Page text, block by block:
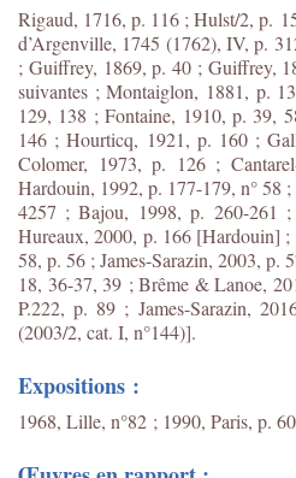
Rigaud, 1716, p. 116 ; Hulst/2, p.
d’Argenville, 1745 (1762), IV, p.
; Guiffrey, 1869, p. 40 ; Guiffrey,
suivantes ; Montaiglon, 1881, p.
129, 138 ; Fontaine, 1910, p. 39,
146 ; Hourticq, 1921, p. 160 ;
Colomer, 1973, p. 126 ;
Hardouin, 1992, p. 177-179, n° 58
4257 ; Bajou, 1998, p. 260-261
Hureaux, 2000, p. 166 [Hardouin] ;
58, p. 56 ; James-Sarazin, 2003, p.
18, 36-37, 39 ; Brême & Lanoe,
P.222, p. 89 ; James-Sarazin,
(2003/2, cat. I, n°144)].
Expositions :
1968, Lille, n°82 ; 1990, Paris, p.